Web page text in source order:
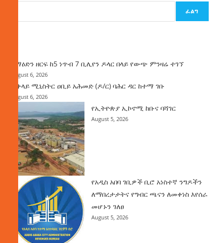
ፈልግ
ከማዕድን ዘርፍ ከ5 ነጥብ 7 ቢሊየን ዶላር በላይ የውጭ ምንዛሬ ተገኘ
August 6, 2026
ጠቅላይ ሚኒስትር ዐቢይ አሕመድ (ዶ/ር) ባሕር ዳር ከተማ ገቡ
August 6, 2026
የኢትዮጵያ ኢኮኖሚ ከቡና ባሻገር
August 5, 2026
የአዲስ አበባ ገቢዎች ቢሮ አነስተኛ ንግዶችን
ለማበረታታትና የግብር ጫናን ለመቀነስ እየሰራ
መሆኑን ገለፀ
August 5, 2026